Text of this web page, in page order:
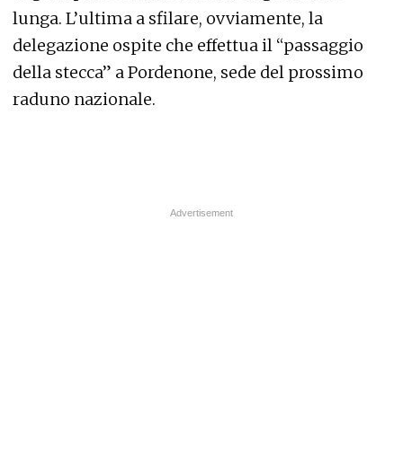
lunga. L’ultima a sfilare, ovviamente, la
delegazione ospite che effettua il “passaggio
della stecca” a Pordenone, sede del prossimo
raduno nazionale.